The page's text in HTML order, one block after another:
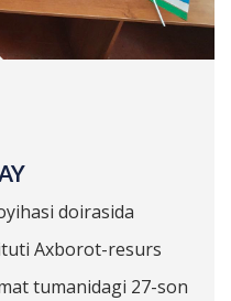
doirasida
Axborot-resurs
tumanidagi 27-son